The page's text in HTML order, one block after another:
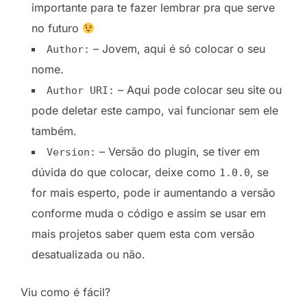
importante para te fazer lembrar pra que serve
no futuro
Author: – Jovem, aqui é só colocar o seu
nome.
Author URI: – Aqui pode colocar seu site ou
pode deletar este campo, vai funcionar sem ele
também.
Version: – Versão do plugin, se tiver em
dúvida do que colocar, deixe como 1.0.0, se
for mais esperto, pode ir aumentando a versão
conforme muda o código e assim se usar em
mais projetos saber quem esta com versão
desatualizada ou não.
Viu como é fácil?